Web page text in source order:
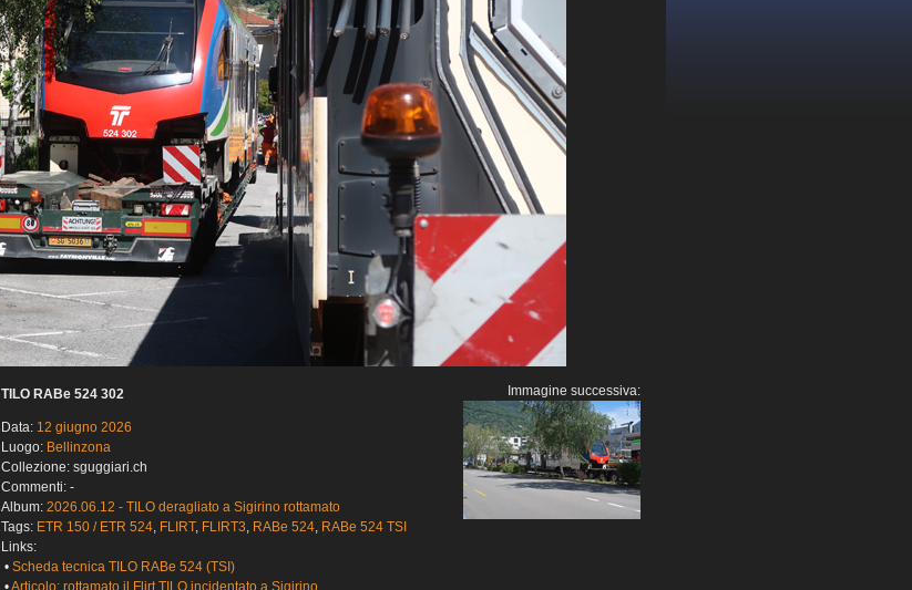
TILO RABe 524 302
Data: 12 giugno 2026
Luogo: Bellinzona
Collezione: sguggiari.ch
Commenti: -
Album: 2026.06.12 - TILO deragliato a Sigirino rottamato
Tags: ETR 150 / ETR 524, FLIRT, FLIRT3, RABe 524, RABe 524 TSI
Links:
• Scheda tecnica TILO RABe 524 (TSI)
Immagine successiva: